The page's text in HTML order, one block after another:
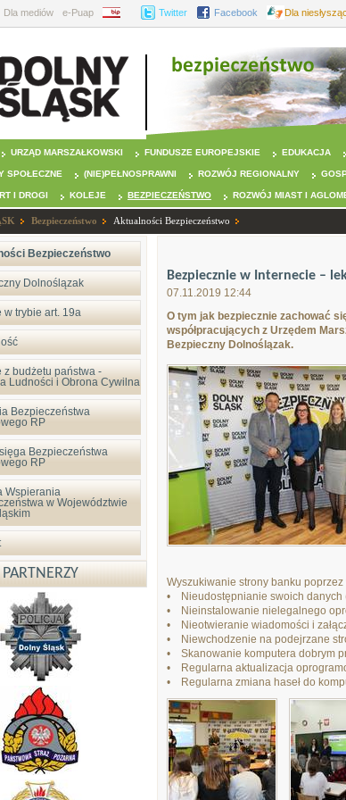
Dla mediów e-Puap BIP Twitter Facebook Dla
URZĄD MARSZAŁKOWSKI FUNDUSZE EUROPEJSKIE EDUKACJA
SPOŁECZNE (NIE)PEŁNOSPRAWNI ROZWÓJ REGIONALNY
I DROGI KOLEJE BEZPIECZEŃSTWO ROZWÓJ MIAST I
Bezpieczeństwo Aktualności Bezpieczeństwo
Bezpieczeństwo
Dolnoślązak
w trybie art. 19a
z budżetu państwa -
Ludności i Obrona Cywilna
Bezpieczeństwa
RP
Bezpieczeństwa
RP
Wspierania
w Województwie
PARTNERZY
Bezpiecznie w Internecie –
07.11.2019 12:44
O tym jak bezpiecznie zachować
współpracujących z Urzędem
Bezpieczny Dolnoślązak.
Wyszukiwanie strony banku
• Nieudostępnianie swoich danych
• Nieinstalowanie nielegalnego
• Nieotwieranie wiadomości i
• Niewchodzenie na podejrzane
• Skanowanie komputera dobrym
• Regularna aktualizacja
• Regularna zmiana haseł do